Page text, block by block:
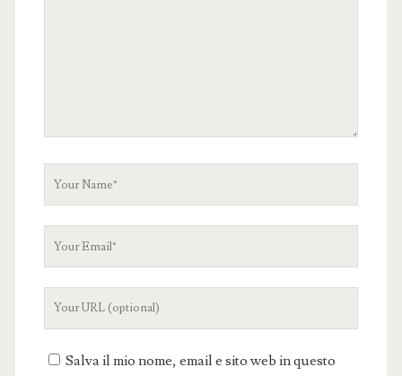
Salva il mio nome, email e sito web in questo